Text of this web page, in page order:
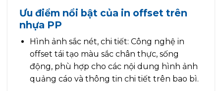
Ưu điểm nổi bật của in offset trên
nhựa PP
Hình ảnh sắc nét, chi tiết: Công nghệ in
offset tái tạo màu sắc chân thực, sống
động, phù hợp cho các nội dung hình ảnh
quảng cáo và thông tin chi tiết trên bao bì.